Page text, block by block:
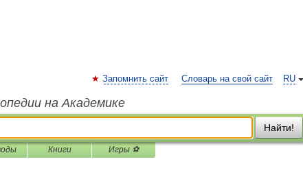
RU
Запомнить сайт Словарь на свой сайт
на Академике
Найти!
Книги Игры ⚽